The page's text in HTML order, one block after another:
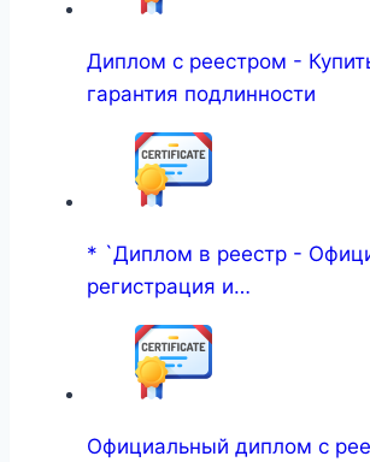
Диплом с реестром -
гарантия подлинности
* `Диплом в реестр -
регистрация и…
Официальный диплом с